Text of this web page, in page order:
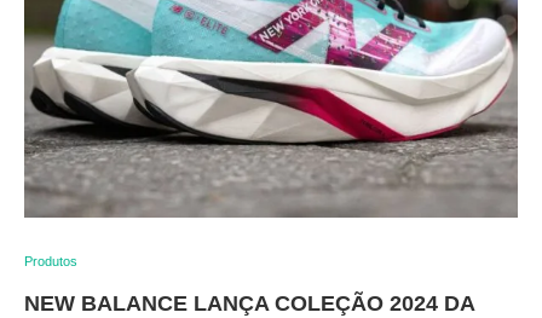
Produtos
NEW BALANCE LANÇA COLEÇÃO 2024 DA